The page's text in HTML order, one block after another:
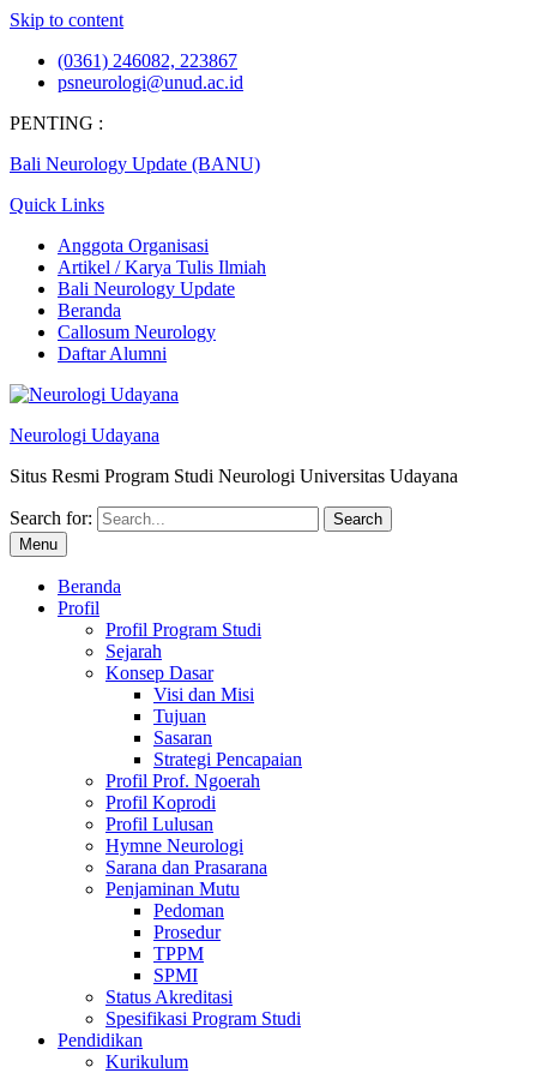
Skip to content
(0361) 246082, 223867
psneurologi@unud.ac.id
PENTING :
Bali Neurology Update (BANU)
Quick Links
Anggota Organisasi
Artikel / Karya Tulis Ilmiah
Bali Neurology Update
Beranda
Callosum Neurology
Daftar Alumni
Neurologi Udayana
Situs Resmi Program Studi Neurologi Universitas Udayana
Search for:
Menu
Beranda
Profil
Profil Program Studi
Sejarah
Konsep Dasar
Visi dan Misi
Tujuan
Sasaran
Strategi Pencapaian
Profil Prof. Ngoerah
Profil Koprodi
Profil Lulusan
Hymne Neurologi
Sarana dan Prasarana
Penjaminan Mutu
Pedoman
Prosedur
TPPM
SPMI
Status Akreditasi
Spesifikasi Program Studi
Pendidikan
Kurikulum